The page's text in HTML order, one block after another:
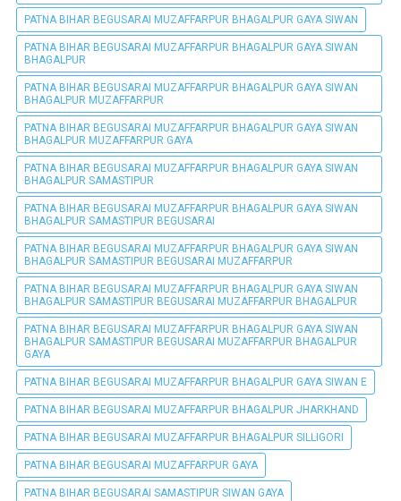
PATNA BIHAR BEGUSARAI MUZAFFARPUR BHAGALPUR GAYA SIWAN
PATNA BIHAR BEGUSARAI MUZAFFARPUR BHAGALPUR GAYA SIWAN
BHAGALPUR
PATNA BIHAR BEGUSARAI MUZAFFARPUR BHAGALPUR GAYA SIWAN
BHAGALPUR MUZAFFARPUR
PATNA BIHAR BEGUSARAI MUZAFFARPUR BHAGALPUR GAYA SIWAN
BHAGALPUR MUZAFFARPUR GAYA
PATNA BIHAR BEGUSARAI MUZAFFARPUR BHAGALPUR GAYA SIWAN
BHAGALPUR SAMASTIPUR
PATNA BIHAR BEGUSARAI MUZAFFARPUR BHAGALPUR GAYA SIWAN
BHAGALPUR SAMASTIPUR BEGUSARAI
PATNA BIHAR BEGUSARAI MUZAFFARPUR BHAGALPUR GAYA SIWAN
BHAGALPUR SAMASTIPUR BEGUSARAI MUZAFFARPUR
PATNA BIHAR BEGUSARAI MUZAFFARPUR BHAGALPUR GAYA SIWAN
BHAGALPUR SAMASTIPUR BEGUSARAI MUZAFFARPUR BHAGALPUR
PATNA BIHAR BEGUSARAI MUZAFFARPUR BHAGALPUR GAYA SIWAN
BHAGALPUR SAMASTIPUR BEGUSARAI MUZAFFARPUR BHAGALPUR
GAYA
PATNA BIHAR BEGUSARAI MUZAFFARPUR BHAGALPUR GAYA SIWAN E
PATNA BIHAR BEGUSARAI MUZAFFARPUR BHAGALPUR JHARKHAND
PATNA BIHAR BEGUSARAI MUZAFFARPUR BHAGALPUR SILLIGORI
PATNA BIHAR BEGUSARAI MUZAFFARPUR GAYA
PATNA BIHAR BEGUSARAI SAMASTIPUR SIWAN GAYA